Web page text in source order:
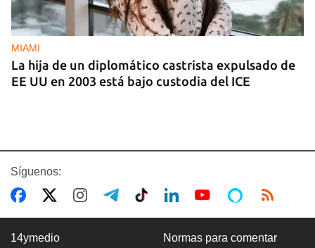
MIAMI
La hija de un diplomático castrista expulsado de
EE UU en 2003 está bajo custodia del ICE
Síguenos:
14ymedio Normas para comentar